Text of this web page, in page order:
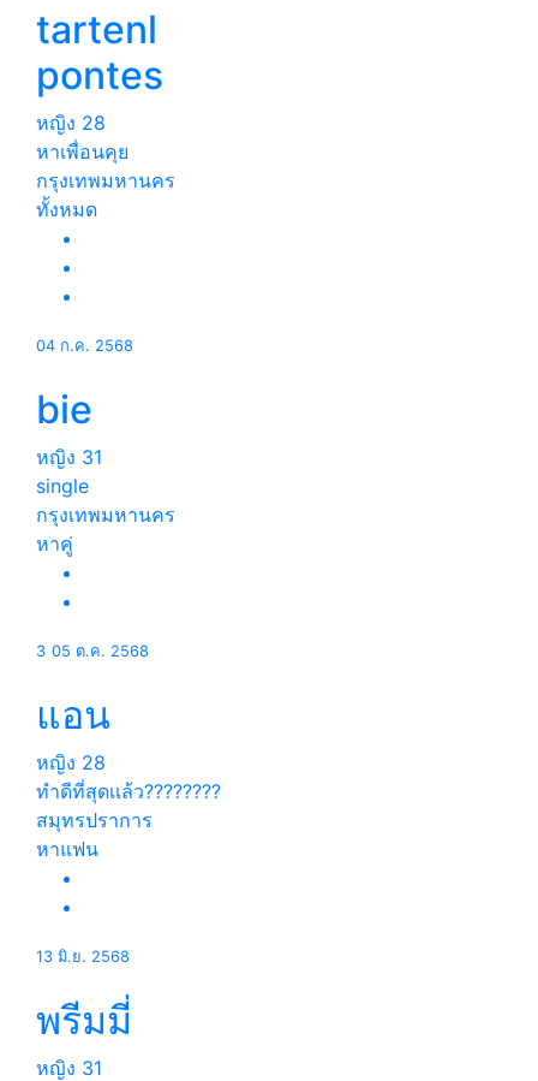
tartenl
pontes
หญิง 28
หาเพื่อนคุย
กรุงเทพมหานคร
ทั้งหมด
04 ก.ค. 2568
bie
หญิง 31
single
กรุงเทพมหานคร
หาคู่
3 05 ต.ค. 2568
แอน
หญิง 28
ทำดีที่สุดเเล้ว????????
สมุทรปราการ
หาแฟน
13 มิ.ย. 2568
พรีมมี่
หญิง 31